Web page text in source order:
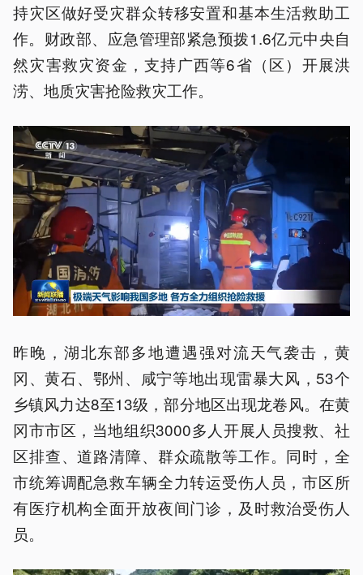
持灾区做好受灾群众转移安置和基本生活救助工
作。财政部、应急管理部紧急预拨1.6亿元中央自
然灾害救灾资金，支持广西等6省（区）开展洪
涝、地质灾害抢险救灾工作。
昨晚，湖北东部多地遭遇强对流天气袭击，黄
冈、黄石、鄂州、咸宁等地出现雷暴大风，53个
乡镇风力达8至13级，部分地区出现龙卷风。在黄
冈市市区，当地组织3000多人开展人员搜救、社
区排查、道路清障、群众疏散等工作。同时，全
市统筹调配急救车辆全力转运受伤人员，市区所
有医疗机构全面开放夜间门诊，及时救治受伤人
员。